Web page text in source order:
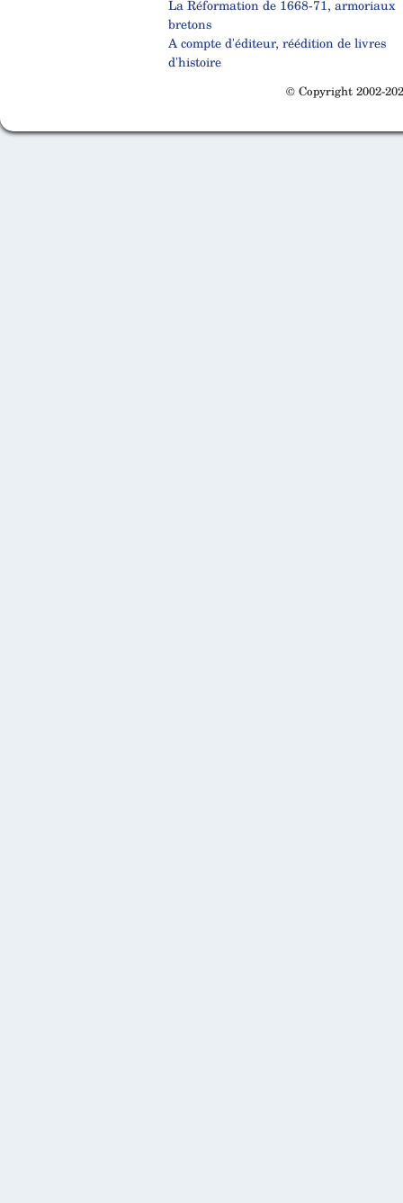
La Réformation de 1668-71, armoriaux
bretons
A compte d'éditeur, réédition de livres
d'histoire
© Copyright 2002-